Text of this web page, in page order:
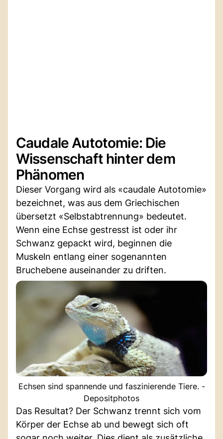
Caudale Autotomie: Die
Wissenschaft hinter dem
Phänomen
Dieser Vorgang wird als «caudale Autotomie»
bezeichnet, was aus dem Griechischen
übersetzt «Selbstabtrennung» bedeutet.
Wenn eine Echse gestresst ist oder ihr
Schwanz gepackt wird, beginnen die
Muskeln entlang einer sogenannten
Bruchebene auseinander zu driften.
Echsen sind spannende und faszinierende Tiere. -
Depositphotos
Das Resultat? Der Schwanz trennt sich vom
Körper der Echse ab und bewegt sich oft